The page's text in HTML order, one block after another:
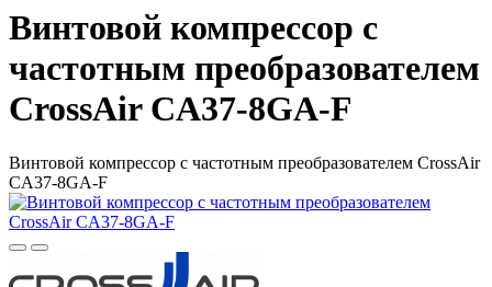
Винтовой компрессор с
частотным преобразователем
CrossAir CA37-8GA-F
Винтовой компрессор с частотным преобразователем CrossAir
CA37-8GA-F